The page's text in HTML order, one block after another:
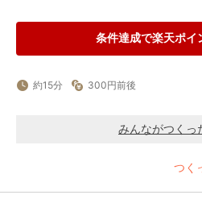
条件達成で楽天ポイ
約15分 300円前後
みんながつくっ
つく